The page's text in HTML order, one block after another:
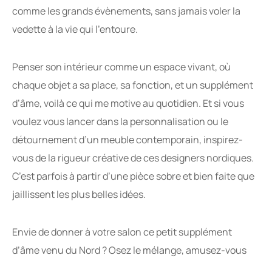
comme les grands évènements, sans jamais voler la
vedette à la vie qui l’entoure.
Penser son intérieur comme un espace vivant, où
chaque objet a sa place, sa fonction, et un supplément
d’âme, voilà ce qui me motive au quotidien. Et si vous
voulez vous lancer dans la personnalisation ou le
détournement d’un meuble contemporain, inspirez-
vous de la rigueur créative de ces designers nordiques.
C’est parfois à partir d’une pièce sobre et bien faite que
jaillissent les plus belles idées.
Envie de donner à votre salon ce petit supplément
d’âme venu du Nord ? Osez le mélange, amusez-vous